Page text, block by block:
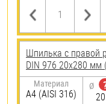
Шпилька с правой
DIN 976 20х280 мм
Материал
A4 (AISI 316)
Ø
20